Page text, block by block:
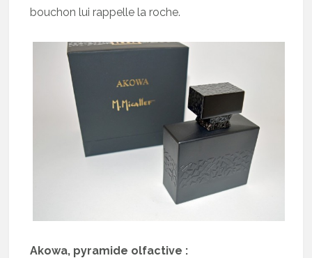
bouchon lui rappelle la roche.
Akowa, pyramide olfactive :